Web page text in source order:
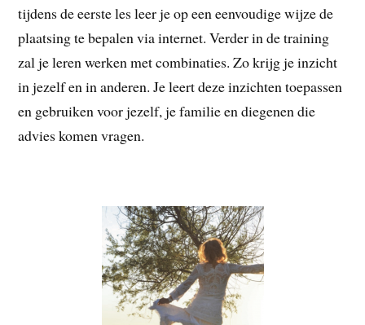
tijdens de eerste les leer je op een eenvoudige wijze de
plaatsing te bepalen via internet. Verder in de training
zal je leren werken met combinaties. Zo krijg je inzicht
in jezelf en in anderen. Je leert deze inzichten toepassen
en gebruiken voor jezelf, je familie en diegenen die
advies komen vragen.